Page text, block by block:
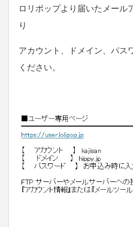
ロリポップより届いたメール
り
アカウント、ドメイン、パス
ください。